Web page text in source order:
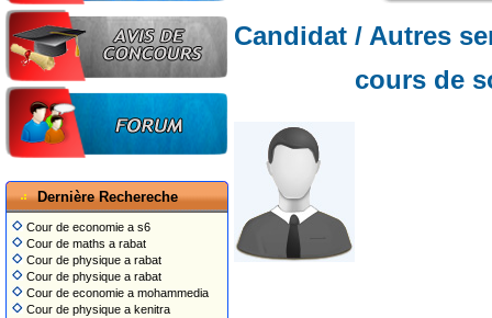
Dernière Rechereche
Cour de economie a s6
Cour de maths a rabat
Cour de physique a rabat
Cour de physique a rabat
Cour de economie a mohammedia
Cour de physique a kenitra
Candidat / Autres
cours de